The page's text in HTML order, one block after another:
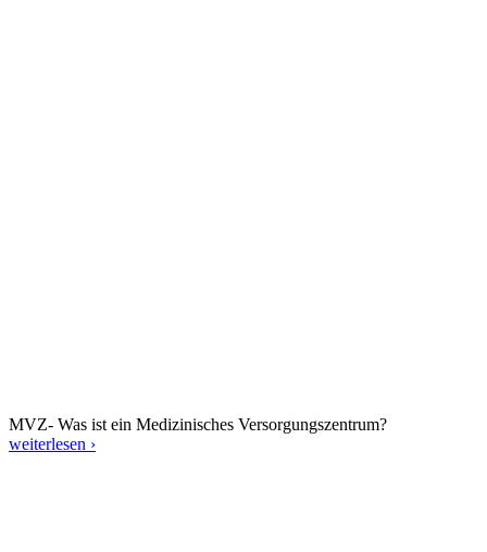
MVZ- Was ist ein Medizinisches Versorgungszentrum?
weiterlesen ›